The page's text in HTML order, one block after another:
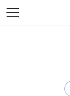
본
문
색